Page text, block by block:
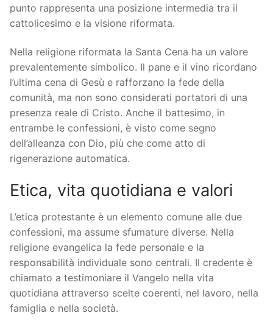
punto rappresenta una posizione intermedia tra il
cattolicesimo e la visione riformata.
Nella religione riformata la Santa Cena ha un valore
prevalentemente simbolico. Il pane e il vino ricordano
l’ultima cena di Gesù e rafforzano la fede della
comunità, ma non sono considerati portatori di una
presenza reale di Cristo. Anche il battesimo, in
entrambe le confessioni, è visto come segno
dell’alleanza con Dio, più che come atto di
rigenerazione automatica.
Etica, vita quotidiana e valori
L’etica protestante è un elemento comune alle due
confessioni, ma assume sfumature diverse. Nella
religione evangelica la fede personale e la
responsabilità individuale sono centrali. Il credente è
chiamato a testimoniare il Vangelo nella vita
quotidiana attraverso scelte coerenti, nel lavoro, nella
famiglia e nella società.